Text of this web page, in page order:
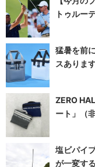
トゥルー
猛暑を前
スありま
ZERO
ート」（
塩ビパイ
が一変す